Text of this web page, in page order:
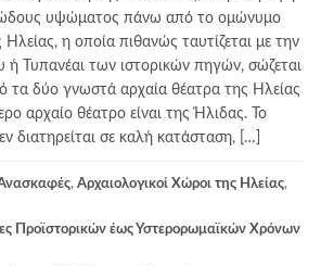
υψώματος πάνω από το ομώνυμο
η οποία πιθανώς ταυτίζεται με την
ή Τυπανέαι των ιστορικών πηγών, σώζεται
τα δύο γνωστά αρχαία θέατρα της Ηλείας
αρχαίο θέατρο είναι της Ήλιδας. Το
διατηρείται σε καλή κατάσταση, […]
, Αρχαιολογικοί Χώροι της Ηλείας,
Προϊστορικών έως Υστερορωμαϊκών Χρόνων